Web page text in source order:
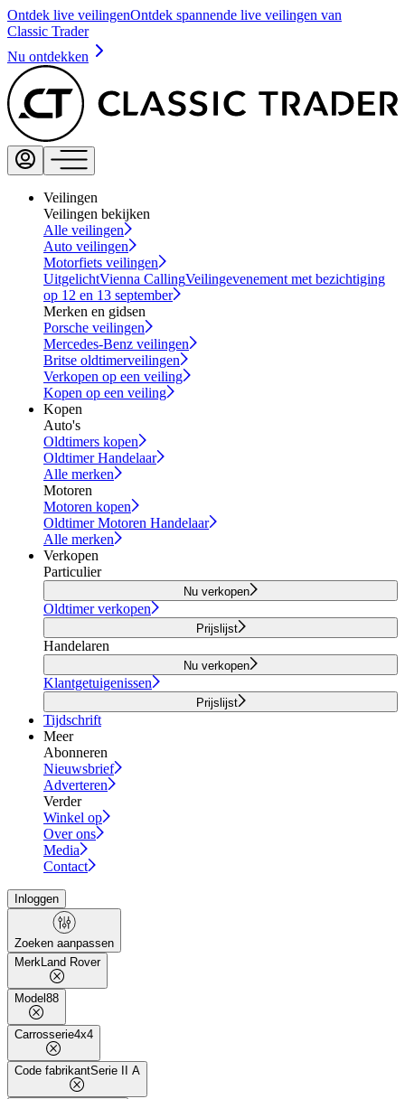
Ontdek live veilingenOntdek spannende live veilingen van
Classic Trader
Nu ontdekken
Veilingen
Veilingen bekijken
Alle veilingen
Auto veilingen
Motorfiets veilingen
UitgelichtVienna CallingVeilingevenement met bezichtiging
op 12 en 13 september
Merken en gidsen
Porsche veilingen
Mercedes-Benz veilingen
Britse oldtimerveilingen
Verkopen op een veiling
Kopen op een veiling
Kopen
Auto's
Oldtimers kopen
Oldtimer Handelaar
Alle merken
Motoren
Motoren kopen
Oldtimer Motoren Handelaar
Alle merken
Verkopen
Particulier
Nu verkopen
Oldtimer verkopen
Prijslijst
Handelaren
Nu verkopen
Klantgetuigenissen
Prijslijst
Tijdschrift
Meer
Abonneren
Nieuwsbrief
Adverteren
Verder
Winkel op
Over ons
Media
Contact
Inloggen
Zoeken aanpassen
MerkLand Rover
Model 88
Carrosserie4x4
Code fabrikantSerie II A